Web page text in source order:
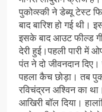
पुकोव्स्की ने डेब्यू टेस्ट
बाद बारिश हो गई
इसके बाद आउट फील्ड
देरी हुई।पहली पारी में
पंत ने दो जीवनदान
पहला कैच छोड़ा। तब
रविचंद्रन अश्विन का
आखिरी बॉल दिया।